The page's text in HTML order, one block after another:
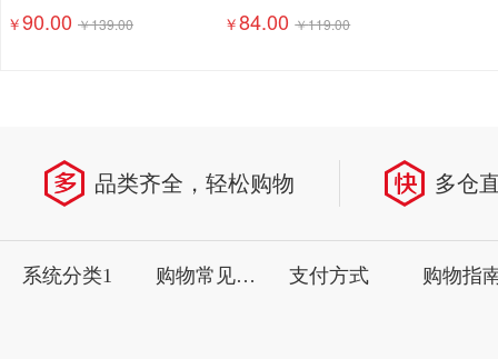
￥90.00 ￥139.00
￥84.00 ￥119.00
品类齐全，轻松购物 多仓
系统分类1 购物常见问题 支付方式 购物指